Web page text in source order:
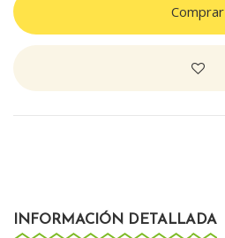
Comprar
INFORMACIÓN DETALLADA